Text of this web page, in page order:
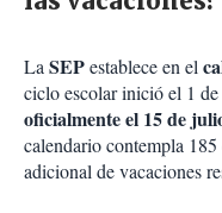
LaSEPestablece en el
ciclo escolar inició el 1
oficialmente el 15 de
calendario contempla 185
adicional de vacaciones